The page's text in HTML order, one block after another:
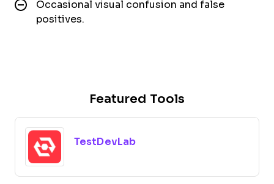
Occasional visual confusion and false
positives.
Featured Tools
TestDevLab